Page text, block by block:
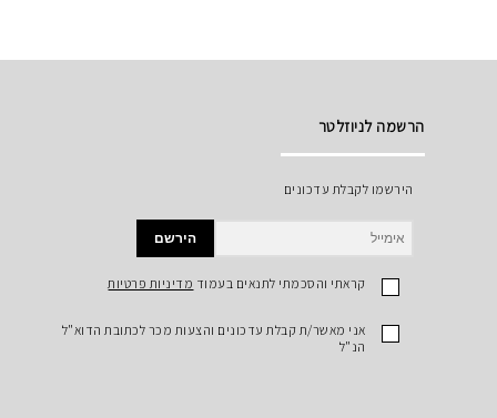
הרשמה לניוזלטר
הירשמו לקבלת עדכונים
קראתי והסכמתי לתנאים בעמודמדיניות פרטיות
אני מאשר/ת קבלת עדכונים והצעות מכר לכתובת הדוא"ל
הנ"ל